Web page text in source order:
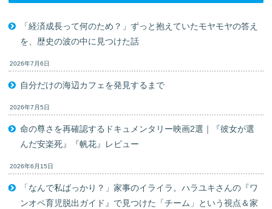
「経済成長って何のため？」ずっと抱えていたモヤモヤの答え
を、歴史の波の中に見つけた話
2026年7月6日
自分だけの海辺カフェを発見するまで
2026年7月5日
命の尊さを再確認するドキュメンタリー映画2選｜『彼女が選
んだ安楽死』『帆花』レビュー
2026年6月15日
「なんで私ばっかり？」家事のイライラ。ハラユキさんの『ワ
ンオペ育児脱出ガイド』で見つけた「チーム」という視点＆家